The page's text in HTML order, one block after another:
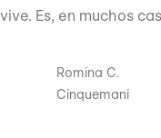
vive. Es, en muchos
Romina C.
Cinquemani